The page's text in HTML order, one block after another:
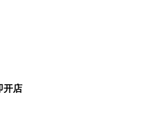
开店